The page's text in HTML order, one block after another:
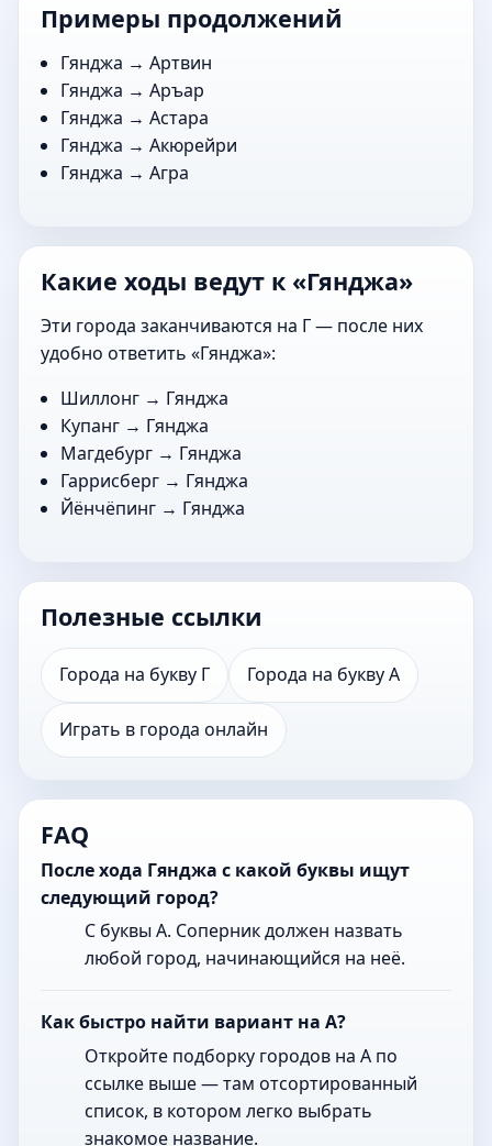
Примеры продолжений
Гянджа →Артвин
Гянджа →Аръар
Гянджа →Астара
Гянджа →Акюрейри
Гянджа →Агра
Какие ходы ведут к «Гянджа»
Эти города заканчиваются на Г — после них
удобно ответить «Гянджа»:
Шиллонг → Гянджа
Купанг → Гянджа
Магдебург → Гянджа
Гаррисберг → Гянджа
Йёнчёпинг → Гянджа
Полезные ссылки
Города на букву Г Города на букву А
Играть в города онлайн
FAQ
После хода Гянджа с какой буквы ищут
следующий город?
С буквы А. Соперник должен назвать
любой город, начинающийся на неё.
Как быстро найти вариант на А?
Откройте подборку городов на А по
ссылке выше — там отсортированный
список, в котором легко выбрать
знакомое название.